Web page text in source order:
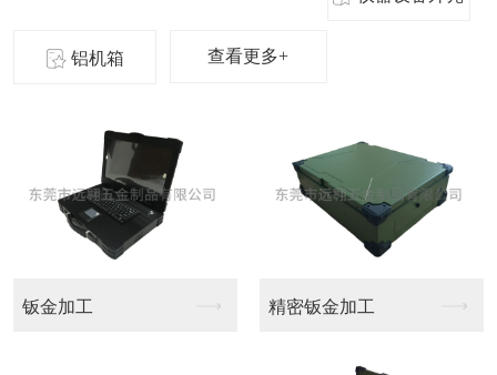
铝机箱 查看更多+
精密钣金加工 大型CNC加工